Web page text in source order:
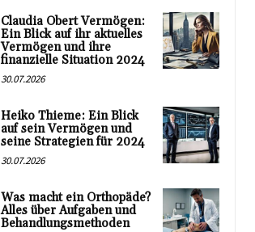
Claudia Obert Vermögen:
Ein Blick auf ihr aktuelles
Vermögen und ihre
finanzielle Situation 2024
30.07.2026
Heiko Thieme: Ein Blick
auf sein Vermögen und
seine Strategien für 2024
30.07.2026
Was macht ein Orthopäde?
Alles über Aufgaben und
Behandlungsmethoden